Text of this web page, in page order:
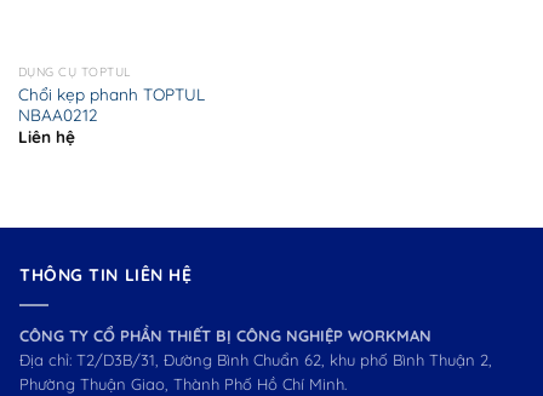
DỤNG CỤ TOPTUL
Chổi kẹp phanh TOPTUL
NBAA0212
Liên hệ
THÔNG TIN LIÊN HỆ
CÔNG TY CỔ PHẦN THIẾT BỊ CÔNG NGHIỆP WORKMAN
Địa chỉ: T2/D3B/31, Đường Bình Chuẩn 62, khu phố Bình Thuận 2,
Phường Thuận Giao, Thành Phố Hồ Chí Minh.